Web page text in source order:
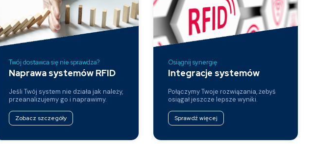
Twój dostawca się nie sprawdza?
Naprawa systemów RFID
Jeśli Twój system nie działa jak należy,
przeanalizujemy go i naprawimy.
Zobacz szczegóły
Osiągnij synergię
Integracje systemów
Połączymy Twoje rozwiązania, żebyś
osiągał jeszcze lepsze wyniki.
Sprawdź więcej